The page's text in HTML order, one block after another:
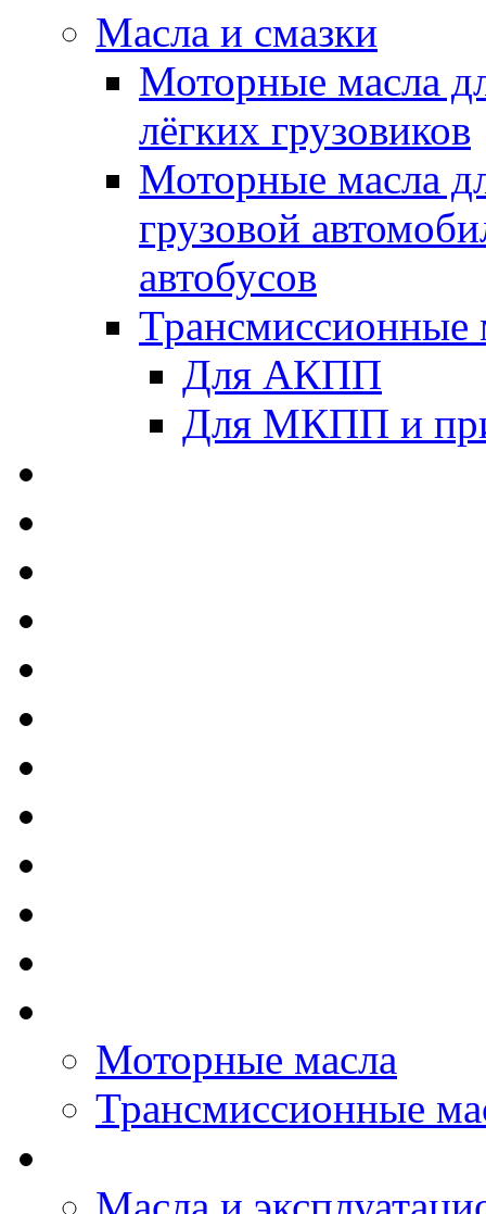
Масла и смазки
Моторные масла
лёгких грузовиков
Моторные масла
грузовой
автобусов
Трансмиссионные
Для АКПП
Для МКПП и
Моторные масла
Трансмиссионные